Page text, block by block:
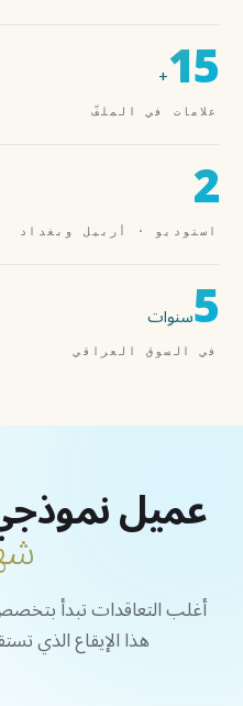
15
+
علامات في الملفّ
2
استوديو · أربيل وبغداد
5سنوات
في السوق العراقي
عميل
أغلب التعاقدات تبدأ بتخصص
هذا الإيقاع الذي